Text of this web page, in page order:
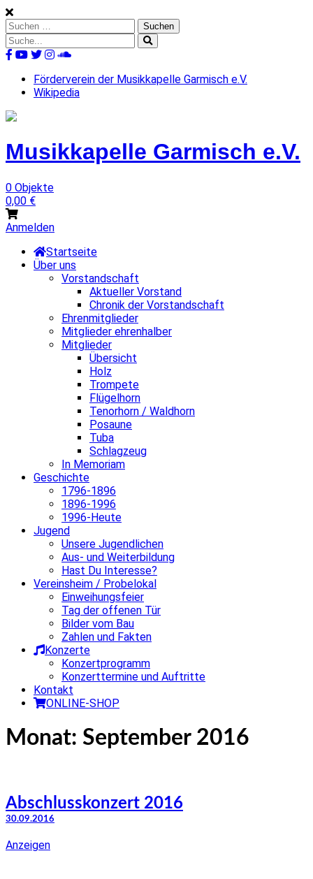
Skip
to
content
Suchen
nach:
Suche
nach:
Förderverein der Musikkapelle Garmisch e.V.
Wikipedia
Musikkapelle Garmisch e.V.
0 Objekte
0,00 €
Anmelden
Startseite
Über uns
Vorstandschaft
Aktueller Vorstand
Chronik der Vorstandschaft
Ehrenmitglieder
Mitglieder ehrenhalber
Mitglieder
Übersicht
Holz
Trompete
Flügelhorn
Tenorhorn / Waldhorn
Posaune
Tuba
Schlagzeug
In Memoriam
Geschichte
1796-1896
1896-1996
1996-Heute
Jugend
Unsere Jugendlichen
Aus- und Weiterbildung
Hast Du Interesse?
Vereinsheim / Probelokal
Einweihungsfeier
Tag der offenen Tür
Bilder vom Bau
Zahlen und Fakten
Konzerte
Konzertprogramm
Konzerttermine und Auftritte
Kontakt
ONLINE-SHOP
Monat: September 2016
Abschlusskonzert 2016
30.09.2016
Anzeigen